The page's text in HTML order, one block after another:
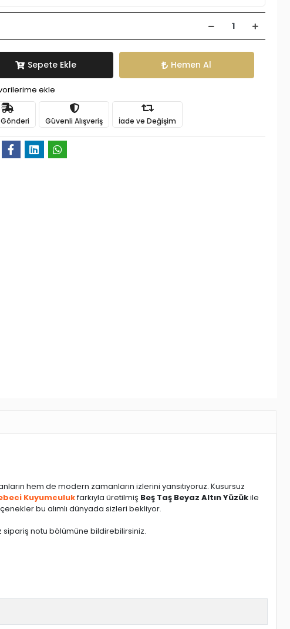
Sepete Ekle Hemen Al
ekle
Gönderi Güvenli Alışveriş İade ve Değişim
hem de modern zamanların izlerini yansıtıyoruz. Kusursuz
Kuyumculukfarkıyla üretilmiş Beş Taş Beyaz Altın Yüzükile
bu alımlı dünyada sizleri bekliyor.
sipariş notu bölümüne bildirebilirsiniz.